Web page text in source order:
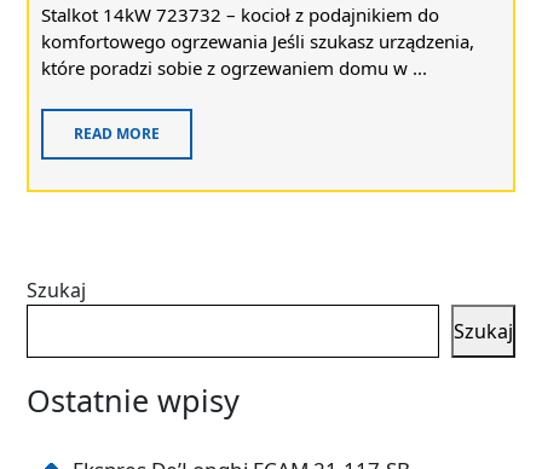
Stalkot 14kW 723732 – kocioł z podajnikiem do
komfortowego ogrzewania Jeśli szukasz urządzenia,
które poradzi sobie z ogrzewaniem domu w ...
READ MORE
Szukaj
Szukaj
Ostatnie wpisy